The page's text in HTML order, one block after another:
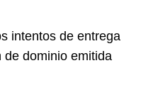
intentos de entrega
de dominio emitida